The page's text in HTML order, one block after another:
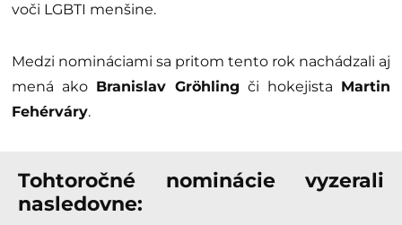
voči LGBTI menšine.
Medzi nomináciami sa pritom tento rok nachádzali aj
mená ako Branislav Gröhling či hokejista Martin
Fehérváry.
Tohtoročné nominácie vyzerali
nasledovne: